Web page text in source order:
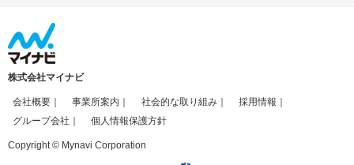
株式会社マイナビ
会社概要 事業所案内 社会的な取り組み
採用情報
グループ会社
個人情報保護方針
Copyright © Mynavi Corporation